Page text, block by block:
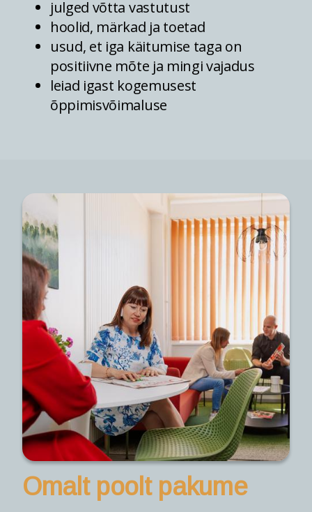
julged võtta vastutust
hoolid, märkad ja toetad
usud, et iga käitumise taga on
positiivne mõte ja mingi vajadus
leiad igast kogemusest
õppimisvõimaluse
Omalt poolt pakume